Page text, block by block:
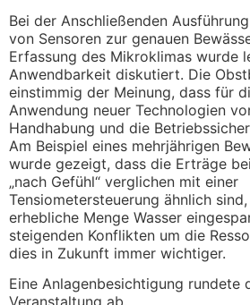
Bei der Anschließenden
von Sensoren zur genauen
Erfassung des Mikroklimas wurde
Anwendbarkeit diskutiert. Die
einstimmig der Meinung, dass für
Anwendung neuer Technologien
Handhabung und die
Am Beispiel eines mehrjährigen
wurde gezeigt, dass die Erträge
„nach Gefühl“ verglichen mit einer
Tensiometersteuerung ähnlich
erhebliche Menge Wasser
steigenden Konflikten um die
dies in Zukunft immer wichtiger.
Eine Anlagenbesichtigung rundete